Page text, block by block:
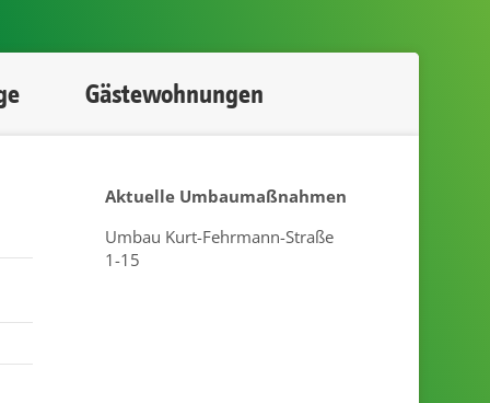
Gästewohnungen
Aktuelle Umbaumaßnahmen
Umbau Kurt-Fehrmann-Straße
1-15